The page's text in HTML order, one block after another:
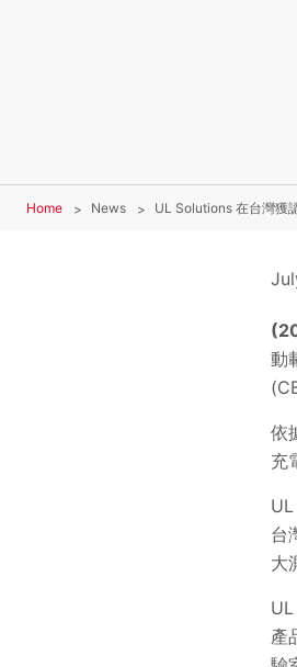
Home News UL Solutions 在台灣獲
動
依
充
台
大
產